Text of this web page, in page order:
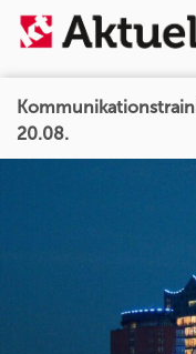
20.08.